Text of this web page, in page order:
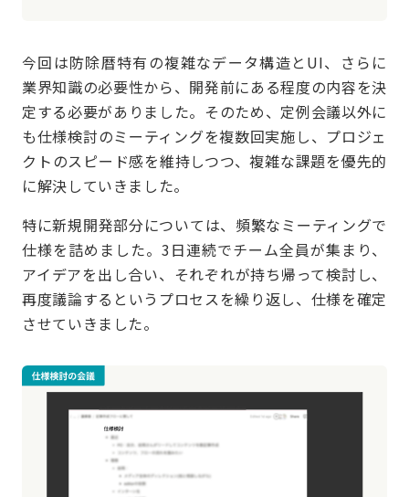
今回は防除暦特有の複雑なデータ構造とUI、さらに
業界知識の必要性から、開発前にある程度の内容を決
定する必要がありました。そのため、定例会議以外に
も仕様検討のミーティングを複数回実施し、プロジェ
クトのスピード感を維持しつつ、複雑な課題を優先的
に解決していきました。
特に新規開発部分については、頻繁なミーティングで
仕様を詰めました。3日連続でチーム全員が集まり、
アイデアを出し合い、それぞれが持ち帰って検討し、
再度議論するというプロセスを繰り返し、仕様を確定
させていきました。